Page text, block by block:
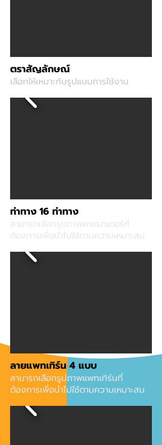
ตราสัญลักษณ์
เลือกให้เหมาะกับรูปแบบการใช้งาน
ท่าทาง 16 ท่าทาง
สามารถเลือกรูปภาพคาแรกเตอร์ที่
ต้องการเพื่อนำไปใช้ตามความเหมาะสม
ลายแพทเทิร์น 4 แบบ
สามารถเลือกรูปภาพแพทเทิร์นที่
ต้องการเพื่อนำไปใช้ตามความเหมาะสม